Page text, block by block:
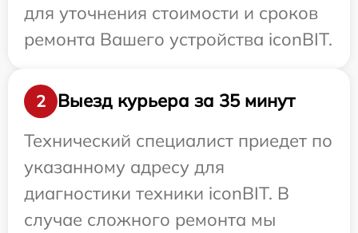
для уточнения стоимости и сроков
ремонта Вашего устройства iconBIT.
2
Выезд курьера за 35 минут
Технический специалист приедет по
указанному адресу для
диагностики техники iconBIT. В
случае сложного ремонта мы